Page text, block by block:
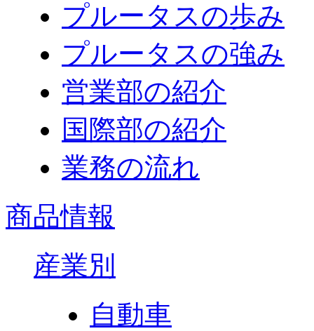
プルータスの歩み
プルータスの強み
営業部の紹介
国際部の紹介
業務の流れ
商品情報
産業別
自動車